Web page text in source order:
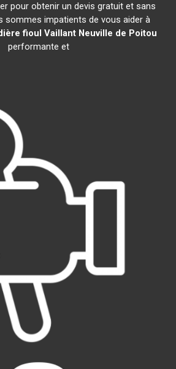
pour obtenir un devis gratuit et sans
sommes impatients de vous aider à
fioul Vaillant Neuville de Poitou
performante et